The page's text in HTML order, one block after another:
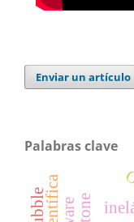
Enviar un artículo
Palabras clave